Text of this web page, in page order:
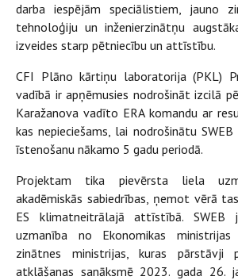
darba iespējām speciālistiem, jauno
tehnoloģiju un inženierzinātņu
izveides starp pētniecību un attīstību.
CFI Plāno kārtiņu laboratorija (PKL)
vadībā ir apņēmusies nodrošināt izcilā
Karažanova vadīto ERA komandu ar
kas nepieciešams, lai nodrošinātu
īstenošanu nākamo 5 gadu periodā.
Projektam tika pievērsta liela
akadēmiskās sabiedrības, ņemot vērā
ES klimatneitrālajā attīstībā. SWEB
uzmanība no Ekonomikas
zinātnes ministrijas, kuras pārstāvji
atklāšanas sanāksmē 2023. gada 26.